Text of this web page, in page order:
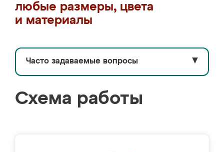
любые размеры, цвета
и материалы
Часто задаваемые вопросы ▼
Схема работы